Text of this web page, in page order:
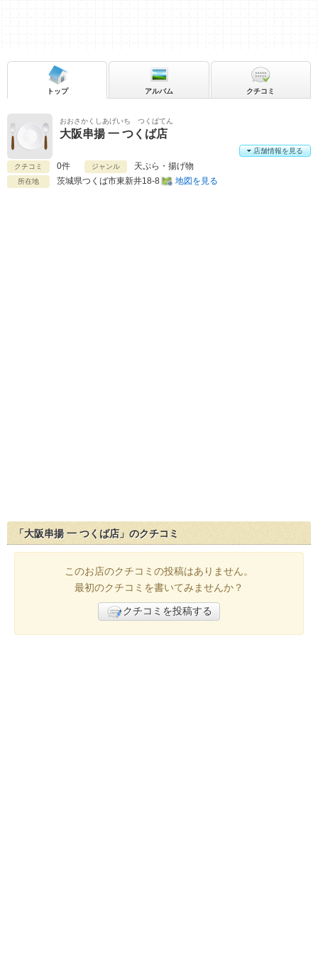
おおさかくしあげいち つくばてん
大阪串揚 一 つくば店
クチコミ 0件 ジャンル 天ぷら・揚げ物
所在地 茨城県つくば市東新井18-8 地図を見る
店舗情報を見る
トップ アルバム クチコミ
「大阪串揚 一 つくば店」のクチコミ
このお店のクチコミの投稿はありません。
最初のクチコミを書いてみませんか？
クチコミを投稿する